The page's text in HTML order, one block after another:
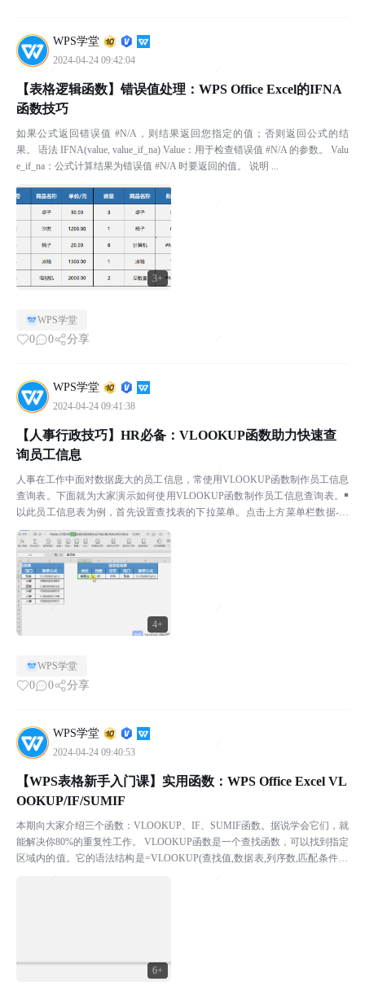
WPS学堂
2024-04-24 09:42:04
3+
【表格逻辑函数】错误值处理：WPS Office Excel的IFNA
函数技巧
如果公式返回错误值 #N/A，则结果返回您指定的值；否则返回公式的结
果。 语法 IFNA(value, value_if_na) Value：用于检查错误值 #N/A 的参数。 Valu
e_if_na：公式计算结果为错误值 #N/A 时要返回的值。 说明 ...
WPS学堂
0 0 分享
WPS学堂
2024-04-24 09:41:38
4+
【人事行政技巧】HR必备：VLOOKUP函数助力快速查
询员工信息
人事在工作中面对数据庞大的员工信息，常使用VLOOKUP函数制作员工信息
查询表。下面就为大家演示如何使用VLOOKUP函数制作员工信息查询表。￭
以此员工信息表为例，首先设置查找表的下拉菜单。点击上方菜单栏数据-有
效性，在弹出的对话框中选择有效性条件为“序列...
WPS学堂
0 0 分享
WPS学堂
2024-04-24 09:40:53
6+
【WPS表格新手入门课】实用函数：WPS Office Excel VL
OOKUP/IF/SUMIF
本期向大家介绍三个函数：VLOOKUP、IF、SUMIF函数。据说学会它们，就
能解决你80%的重复性工作。 VLOOKUP函数是一个查找函数，可以找到指定
区域内的值。它的语法结构是=VLOOKUP(查找值,数据表,列序数,匹配条件) ￭